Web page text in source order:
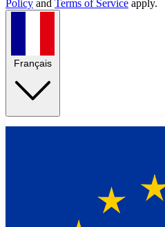
Policy and Terms of Service apply.
Français